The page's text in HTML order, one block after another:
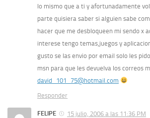
lo mismo que a ti y afortunadamente
parte quisiera saber si alguien sabe
hacer que me desbloqueen mi sendo x
interese tengo temas,juegos y
gusto se las envio por email solo les
msn para que les devuelva los correos
david_101_75@hotmail.com
Responder
FELIPE
15 julio, 2006 a las 11:36 PM